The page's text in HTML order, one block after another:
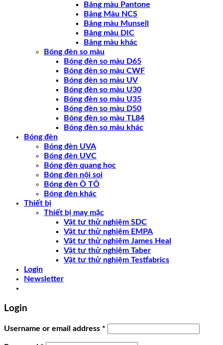
Bảng màu Pantone
Bảng Màu NCS
Bảng màu Munsell
Bảng màu DIC
Bảng màu khác
Bóng đèn so màu
Bóng đèn so màu D65
Bóng đèn so màu CWF
Bóng đèn so màu UV
Bóng đèn so màu U30
Bóng đèn so màu U35
Bóng đèn so màu D50
Bóng đèn so màu TL84
Bóng đèn so màu khác
Bóng đèn
Bóng đèn UVA
Bóng đèn UVC
Bóng đèn quang học
Bóng đèn nội soi
Bóng đèn Ô TÔ
Bóng đèn khác
Thiết bị
Thiết bị may mặc
Vật tư thử nghiệm SDC
Vật tư thử nghiệm EMPA
Vật tư thử nghiệm James Heal
Vật tư thử nghiệm Taber
Vật tư thử nghiệm Testfabrics
Login
Newsletter
Login
Username or email address *